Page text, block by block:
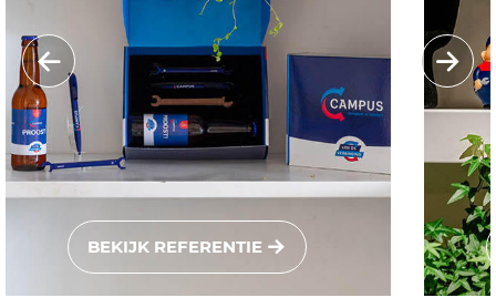
BEKIJK REFERENTIE